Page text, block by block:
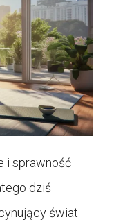
i sprawność
dziś
świat